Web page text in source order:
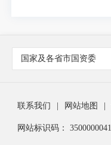
国家及各省市国资委
联系我们 | 网站地图 |
网站标识码： 3500000041